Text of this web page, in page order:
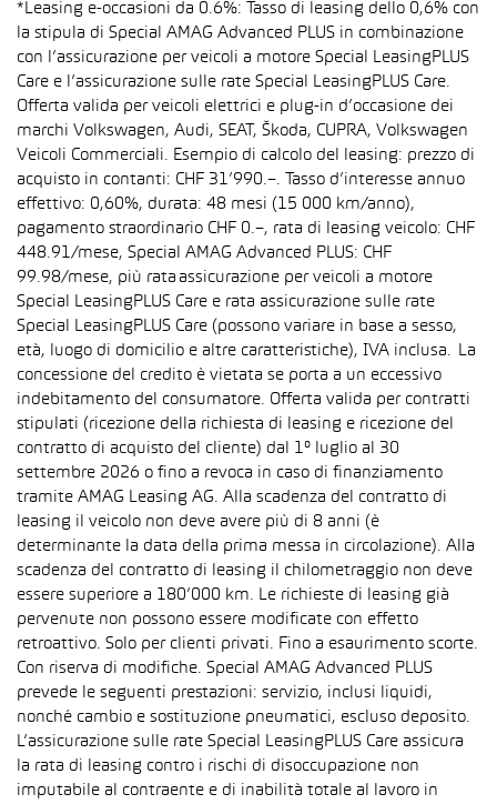
*Leasing e-occasioni da 0.6%: Tasso di leasing dello 0,6% con
la stipula di Special AMAG Advanced PLUS in combinazione
con l’assicurazione per veicoli a motore Special LeasingPLUS
Care e l’assicurazione sulle rate Special LeasingPLUS Care.
Offerta valida per veicoli elettrici e plug-in d’occasione dei
marchi Volkswagen, Audi, SEAT, Škoda, CUPRA, Volkswagen
Veicoli Commerciali. Esempio di calcolo del leasing: prezzo di
acquisto in contanti: CHF 31’990.–. Tasso d’interesse annuo
effettivo: 0,60%, durata: 48 mesi (15 000 km/anno),
pagamento straordinario CHF 0.–, rata di leasing veicolo: CHF
448.91/mese, Special AMAG Advanced PLUS: CHF
99.98/mese, più rata assicurazione per veicoli a motore
Special LeasingPLUS Care e rata assicurazione sulle rate
Special LeasingPLUS Care (possono variare in base a sesso,
età, luogo di domicilio e altre caratteristiche), IVA inclusa. La
concessione del credito è vietata se porta a un eccessivo
indebitamento del consumatore. Offerta valida per contratti
stipulati (ricezione della richiesta di leasing e ricezione del
contratto di acquisto del cliente) dal 1° luglio al 30
settembre 2026 o fino a revoca in caso di finanziamento
tramite AMAG Leasing AG. Alla scadenza del contratto di
leasing il veicolo non deve avere più di 8 anni (è
determinante la data della prima messa in circolazione). Alla
scadenza del contratto di leasing il chilometraggio non deve
essere superiore a 180’000 km. Le richieste di leasing già
pervenute non possono essere modificate con effetto
retroattivo. Solo per clienti privati. Fino a esaurimento scorte.
Con riserva di modifiche. Special AMAG Advanced PLUS
prevede le seguenti prestazioni: servizio, inclusi liquidi,
nonché cambio e sostituzione pneumatici, escluso deposito.
L’assicurazione sulle rate Special LeasingPLUS Care assicura
la rata di leasing contro i rischi di disoccupazione non
imputabile al contraente e di inabilità totale al lavoro in